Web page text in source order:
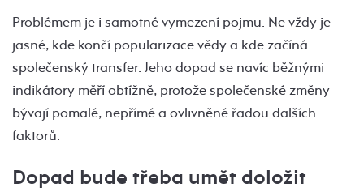
Problémem je i samotné vymezení pojmu. Ne vždy je
jasné, kde končí popularizace vědy a kde začíná
společenský transfer. Jeho dopad se navíc běžnými
indikátory měří obtížně, protože společenské změny
bývají pomalé, nepřímé a ovlivněné řadou dalších
faktorů.
Dopad bude třeba umět doložit